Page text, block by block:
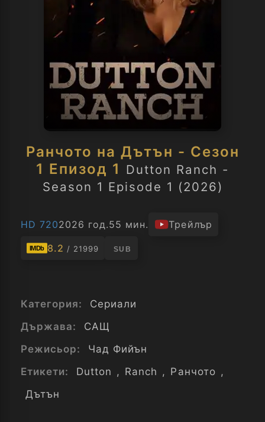
Ранчото на Дътън - Сезон
1 Епизод 1 Dutton Ranch -
Season 1 Episode 1 (2026)
HD 7202026 год.55 мин. Трейлър
IMDb 8.2 / 21999 SUB
Категория:
Сериали
Държава:
САЩ
Режисьор:
Чад Фийън
Етикети:
Dutton , Ranch , Ранчото ,
Дътън